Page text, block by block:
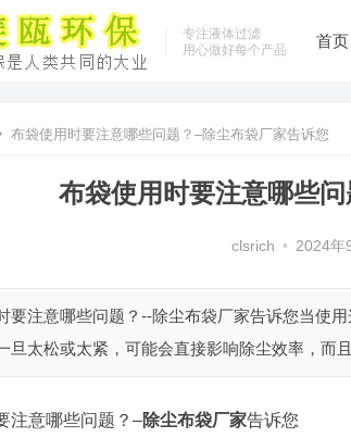
专注液体过滤
用心做好每个产品
首页
布袋使用时要注意哪些问题？–除尘布袋厂家告诉您
布袋使用时要注意哪些
clsrich • 2024年
要注意哪些问题？--除尘布袋厂家告诉您当使
旦太松或太紧，可能会直接影响除尘效率，而
注意哪些问题？–除尘布袋厂家告诉您